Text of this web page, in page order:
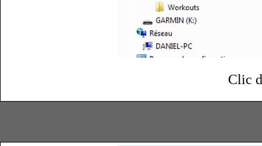
Clic